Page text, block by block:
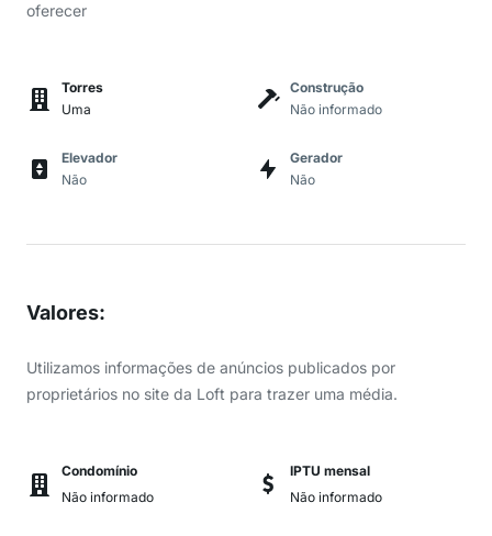
oferecer
Torres
Uma
Construção
Não informado
Elevador
Não
Gerador
Não
Valores:
Utilizamos informações de anúncios publicados por
proprietários no site da Loft para trazer uma média.
Condomínio
Não informado
IPTU mensal
Não informado